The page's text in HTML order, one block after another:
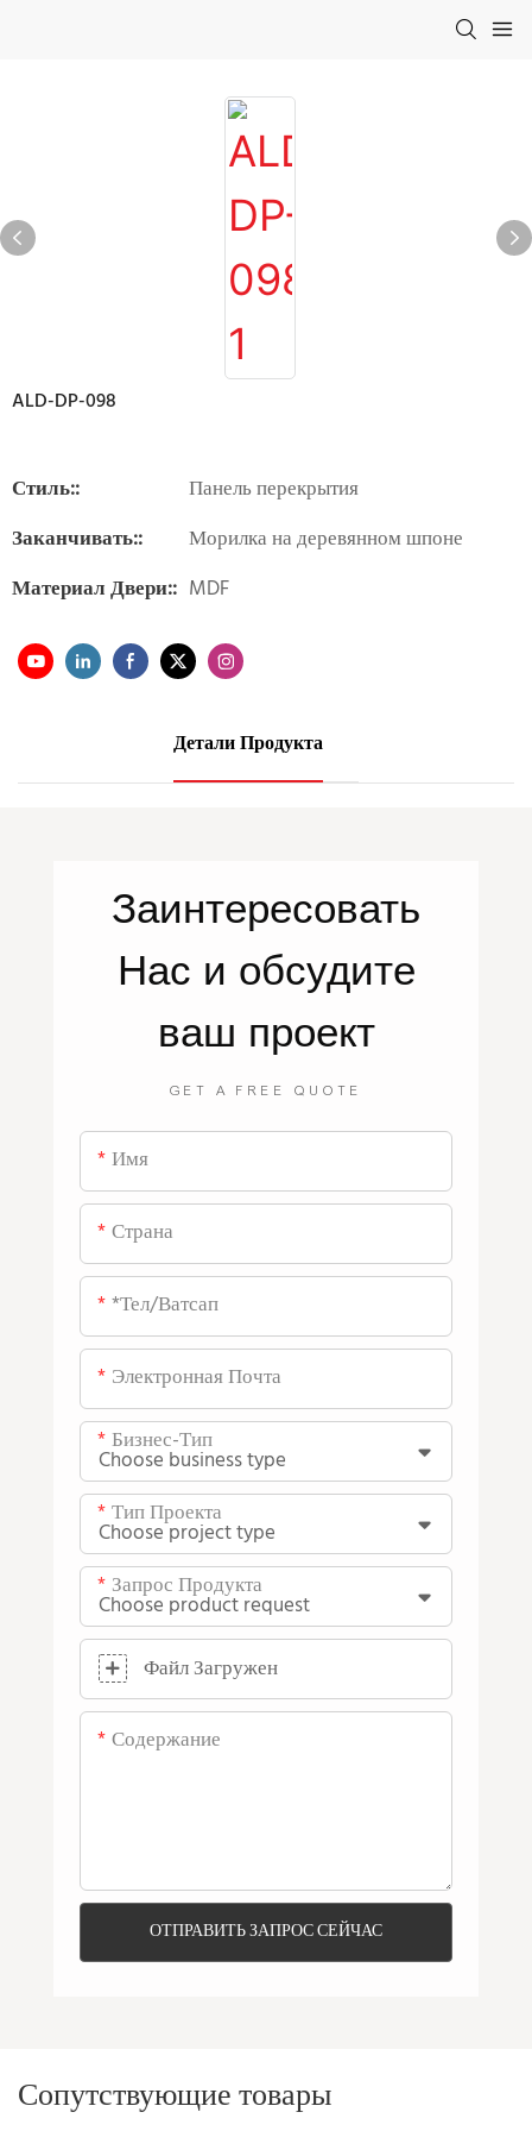
ALD-DP-098
Стиль::
Панель перекрытия
Заканчивать::
Морилка на деревянном шпоне
Материал Двери:: MDF
Детали Продукта
Заинтересовать
Нас и обсудите
ваш проект
GET A FREE QUOTE
Имя
Страна
*тел/ватсап
Электронная Почта
Бизнес-Тип
Тип Проекта
Запрос Продукта
Файл Загружен
Содержание
ОТПРАВИТЬ ЗАПРОС СЕЙЧАС
Сопутствующие товары